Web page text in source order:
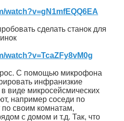
watch?v=gN1mfEQQ6EA
сделать станок для
watch?v=TcaZFy8vM0g
С помощью микрофона
инфранизкие
виде микросейсмических
например соседи по
по своим комнатам,
с домом и т.д. Так, что